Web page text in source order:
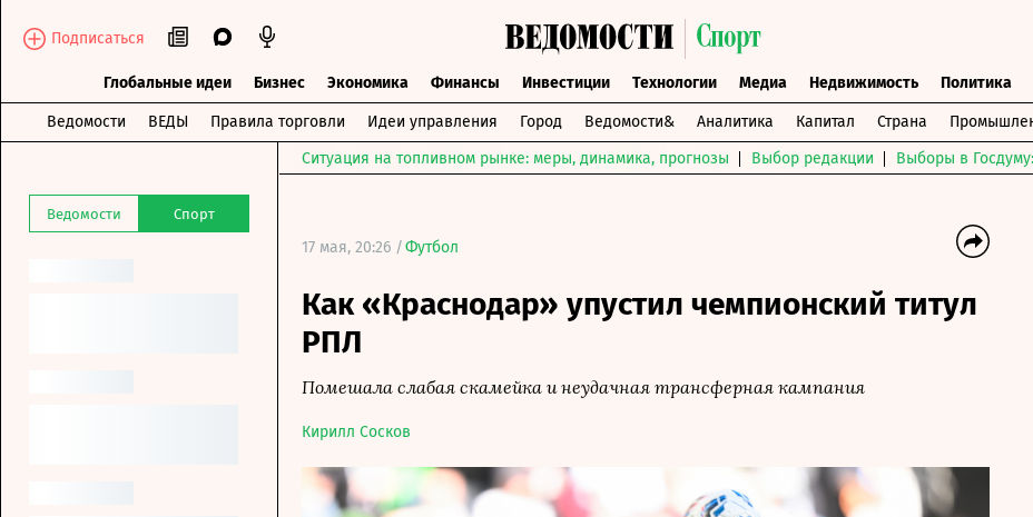
Подписаться
Глобальные идеи Бизнес Экономика Финансы Инвестиции Технологии Медиа Недвижимость Политика
Ведомости ВЕДЫ Правила торговли Идеи управления Город Ведомости& Аналитика Капитал Страна
Ведомости Спорт
Ситуация на топливном рынке: меры, динамика, прогнозы Выбор редакции Выборы в
17 мая, 20:26 /Футбол
Как «Краснодар» упустил чемпионский титул
РПЛ
Помешала слабая скамейка и неудачная трансферная кампания
Кирилл Сосков